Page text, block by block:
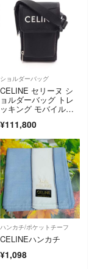
ショルダーバッグ
CELINE セリーヌ シ
ョルダーバッグ トレ
ッキング モバイルポ
¥111,800
ハンカチ/ポケットチーフ
CELINEハンカチ
¥1,098